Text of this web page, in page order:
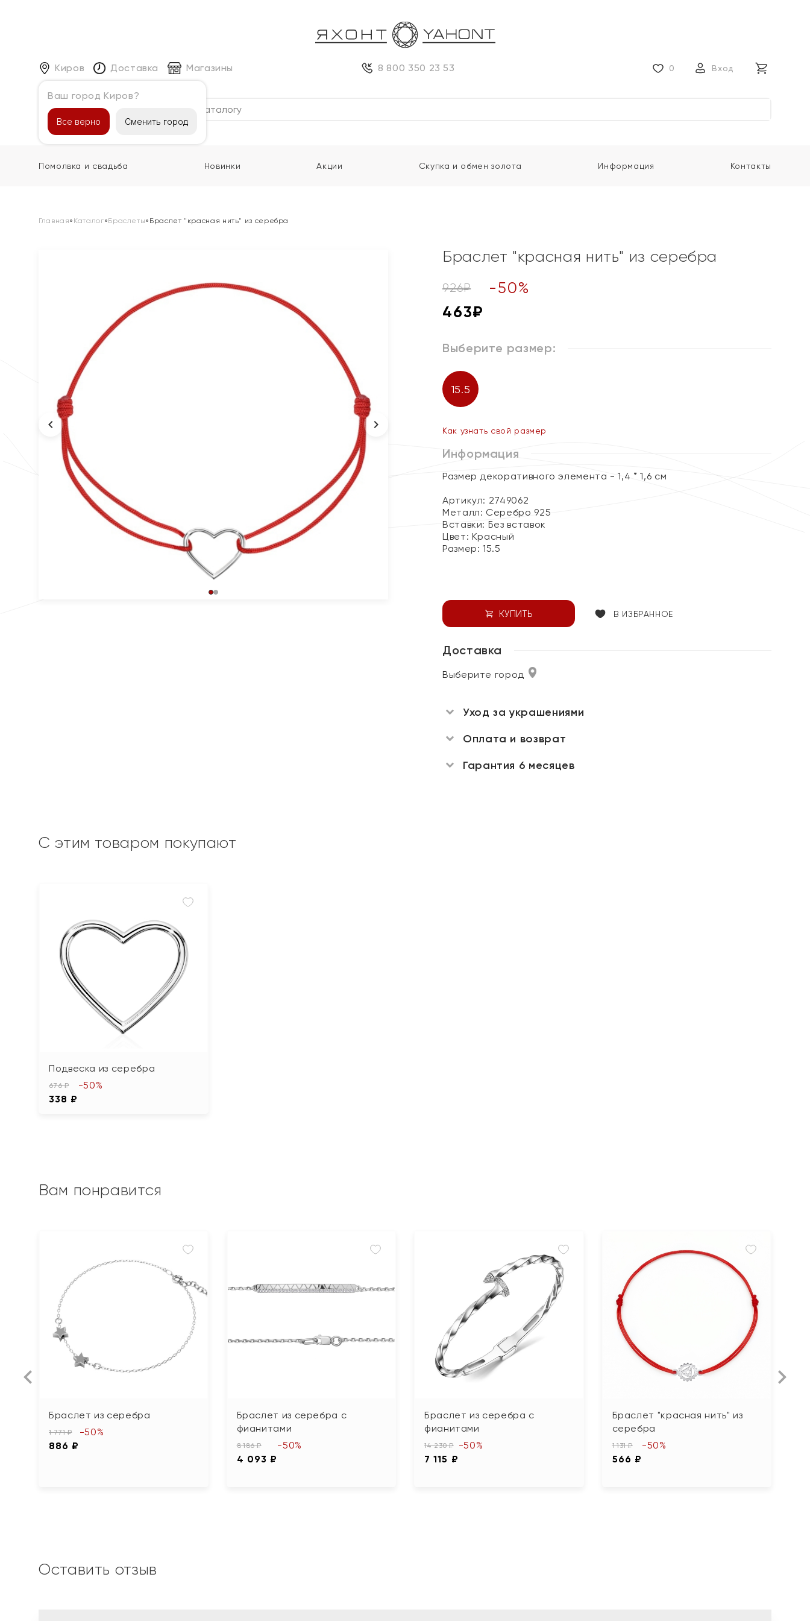
Киров
Ваш город Киров?
Все верно Сменить город
Доставка Магазины 8 800 350 23 53 0 Вход
Каталог
Помолвка и свадьба Новинки Акции Скупка и обмен золота Информация Контакты
Главная» Каталог»Браслеты» Браслет "красная нить" из серебра
Браслет "красная нить" из серебра
926₽ -50%
463₽
Выберите размер:
15.5
Как узнать свой размер
Информация
Размер декоративного элемента - 1,4 * 1,6 см
Артикул: 2749062
Металл: Серебро 925
Вставки: Без вставок
Цвет: Красный
Размер:15.5
КУПИТЬ В ИЗБРАННОЕ
Доставка
Выберите город
Уход за украшениями
Оплата и возврат
Гарантия 6 месяцев
С этим товаром покупают
Подвеска из серебра
676 ₽
338 ₽
-50%
Вам понравится
Браслет из серебра
1 771 ₽
886 ₽
-50%
Браслет из серебра с
фианитами
8 186 ₽
4 093 ₽
-50%
Браслет из серебра с
фианитами
14 230 ₽
7 115 ₽
-50%
Браслет "красная нить" из
серебра
1 131 ₽
566 ₽
-50%
Оставить отзыв